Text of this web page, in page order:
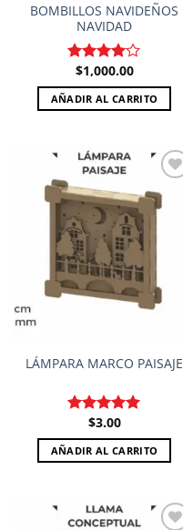
BOMBILLOS NAVIDEÑOS
NAVIDAD
Valorado
en4.00
de 5
$1,000.00
AÑADIR AL CARRITO
LÁMPARA MARCO PAISAJE
Valorado en
5.00de 5
$3.00
AÑADIR AL CARRITO